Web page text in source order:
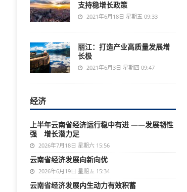
支持稳增长政策
2021年6月18日 星期五 09:33
丽江：打造产业高质量发展增
长极
2021年6月3日 星期四 09:47
经济
上半年云南省经济运行稳中有进 ——发展韧性
强 增长潜力足
2026年7月18日 星期六 15:56
云南省经济发展向新向优
2026年6月19日 星期五 15:34
云南省经济发展内生动力有效积蓄